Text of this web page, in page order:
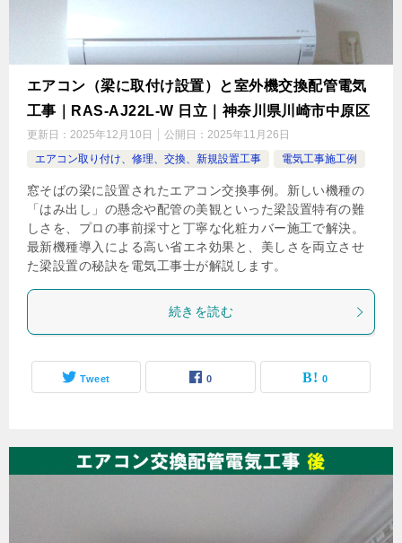
エアコン（梁に取付け設置）と室外機交換配管電気
工事｜RAS-AJ22L-W 日立｜神奈川県川崎市中原区
更新日： 2025年12月10日 公開日： 2025年11月26日
エアコン取り付け、修理、交換、新規設置工事
電気工事施工例
窓そばの梁に設置されたエアコン交換事例。新しい機種の
「はみ出し」の懸念や配管の美観といった梁設置特有の難
しさを、プロの事前採寸と丁寧な化粧カバー施工で解決。
最新機種導入による高い省エネ効果と、美しさを両立させ
た梁設置の秘訣を電気工事士が解説します。
続きを読む
Tweet 0 0